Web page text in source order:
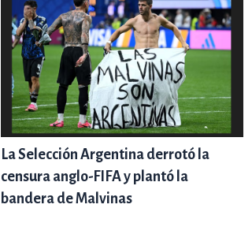
La Selección Argentina derrotó la
censura anglo-FIFA y plantó la
bandera de Malvinas